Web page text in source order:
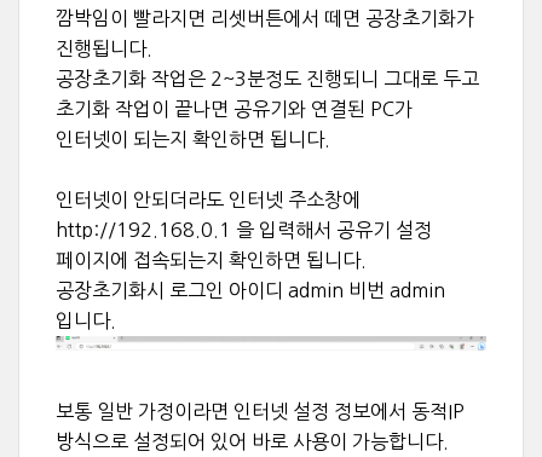
깜박임이 빨라지면 리셋버튼에서 떼면 공장초기화가
진행됩니다.
공장초기화 작업은 2~3분정도 진행되니 그대로 두고
초기화 작업이 끝나면 공유기와 연결된 PC가
인터넷이 되는지 확인하면 됩니다.
인터넷이 안되더라도 인터넷 주소창에
http://192.168.0.1 을 입력해서 공유기 설정
페이지에 접속되는지 확인하면 됩니다.
공장초기화시 로그인 아이디 admin 비번 admin
입니다.
보통 일반 가정이라면 인터넷 설정 정보에서 동적IP
방식으로 설정되어 있어 바로 사용이 가능합니다.